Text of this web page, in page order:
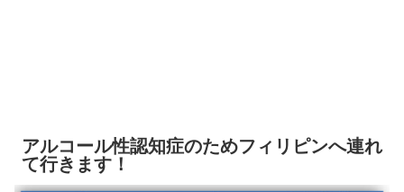
アルコール性認知症のためフィリピンへ連れ
て行きます！